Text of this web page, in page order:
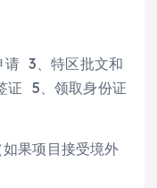
请 3、特区批文和
证 5、领取身份证
果项目接受境外